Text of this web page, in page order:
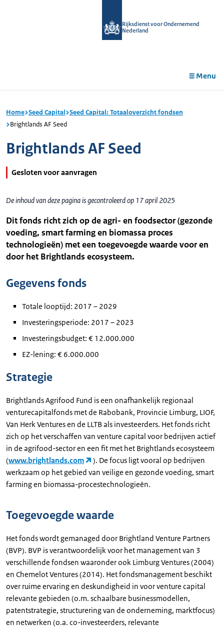
Rijksdienst voor Ondernemend
Nederland
Menu
Home Seed Capital Seed Capital: Totaaloverzicht fondsen
Brightlands AF Seed
Brightlands AF Seed
Gesloten voor aanvragen
De inhoud van deze pagina is gecontroleerd op 17 april 2025
Dit fonds richt zich op de agri- en foodsector (gezonde
voeding, smart farming en biomassa proces
technologieën) met een toegevoegde waarde voor en
door het Brightlands ecosysteem.
Gegevens fonds
Totale looptijd: 2017 – 2029
Investeringsperiode: 2017 – 2023
Investeringsbudget: € 12.000.000
EZ-lening: € 6.000.000
Strategie
Brightlands Agrifood Fund is een onafhankelijk regionaal
venturecapitalfonds met de Rabobank, Provincie Limburg, LIOF,
Van Herk Ventures en de LLTB als investeerders. Het fonds richt
zich op het verschaffen van venture capital voor bedrijven actief
in de agrifood-sector en een fit met het Brightlands ecosysteem
(www.brightlands.com
). De focus ligt vooral op bedrijven
werkzaam op het gebied van veilige en gezonde voeding, smart
farming en biomassa-procestechnologieën.
Toegevoegde waarde
Het fonds wordt gemanaged door Brightland Venture Partners
(BVP). BVP is verantwoordelijk voor het management van 3
verschillende fondsen waaronder ook Limburg Ventures (2004)
en Chemelot Ventures (2014). Het fondsmanagement beschikt
over ruime ervaring en deskundigheid in voor venture capital
relevante gebieden (o.m. schaalbare businessmodellen,
patentstrategie, structurering van de onderneming, marktfocus)
en netwerken (o.a. co-investeerders, relevante